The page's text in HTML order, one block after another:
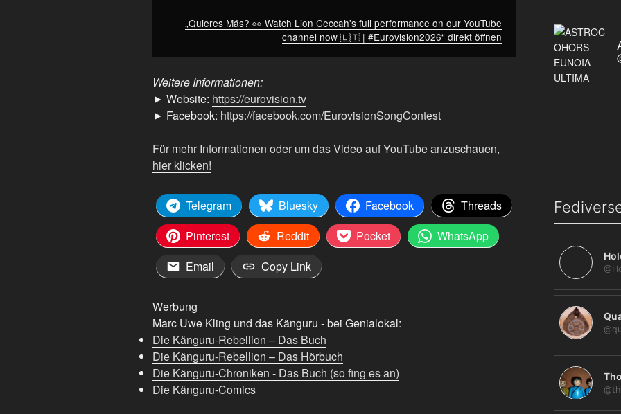
channel
🇱🇹
#Eurovision2026“
von
YouTube
„Quieres Más? 👀 Watch Lion Ceccah's full performance on our YouTube
channel now 🇱🇹 | #Eurovision2026“ direkt öffnen
Weitere Informationen:
► Website: https://eurovision.tv
► Facebook: https://facebook.com/EurovisionSongContest
Für mehr Informationen oder um das Video auf YouTube anzuschauen,
hier klicken!
Telegram Bluesky Facebook
Threads
Pinterest
Reddit Pocket
WhatsApp
Email
Copy Link
Werbung
Marc Uwe Kling und das Känguru - bei Genialokal:
Die Känguru-Rebellion – Das Buch
Die Känguru-Rebellion – Das Hörbuch
Die Känguru-Chroniken - Das Buch (so fing es an)
Die Känguru-Comics